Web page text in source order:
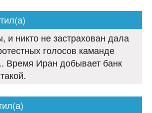
и никто не застрахован дала
голосов каманде
Время Иран добывает банк